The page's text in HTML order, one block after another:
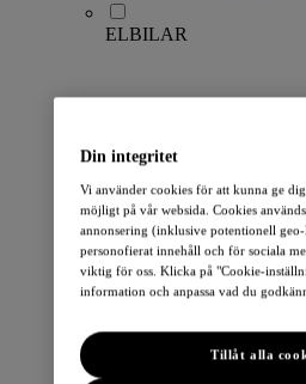
ELBILAR
LEAF
ARIYA
Townstar Combi
Townstar Skåp EV
Din integritet
Vi använder cookies för att kunna ge
möjligt på vår websida. Cookies
annonsering (inklusive potentionell
personofierat innehåll och för sociala
viktig för oss. Klicka på "Cookie-
information och anpassa vad du
Tillåt alla